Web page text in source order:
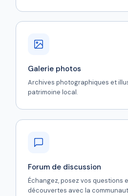
Galerie photos
Archives photographiques et
patrimoine local.
Forum de discussion
Échangez, posez vos questions
découvertes avec la